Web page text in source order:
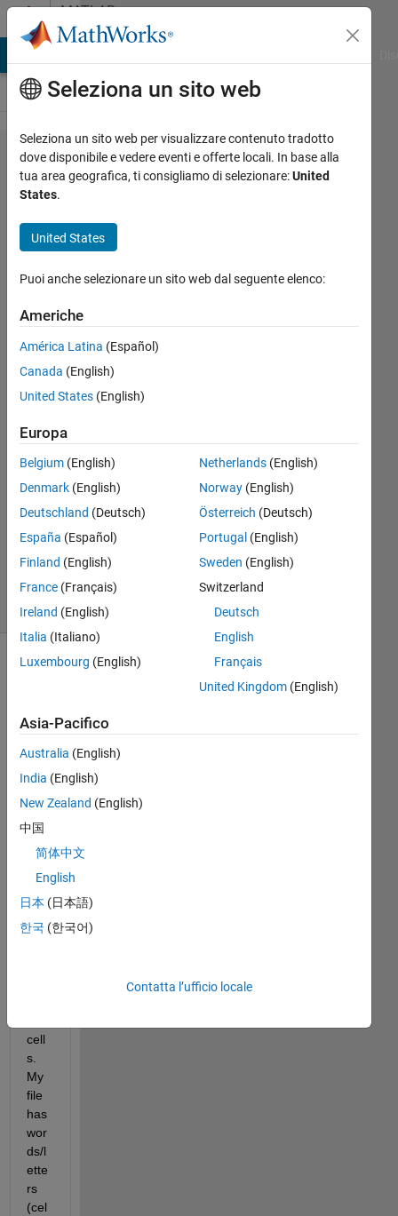
Vai al contenutoMATLAB
Answers
Find
ascii
from
Ivan
23 Gen
2021
1
accettata
Aggiornato
24 Gen
2021
7
Visualizzazioni
(30 giorni)
Mostra
recenti
I
uld
like
to
asci
i
cell
s.
My
file
has
wor
ds/l
ette
rs
(cel
Seleziona un sito web
Seleziona un sito web per visualizzare contenuto tradotto
dove disponibile e vedere eventi e offerte locali. In base alla
tua area geografica, ti consigliamo di selezionare:United
States.
United States
Puoi anche selezionare un sito web dal seguente elenco:
Americhe
América Latina (Español)
Canada (English)
United States (English)
Europa
Belgium (English)
Denmark (English)
Deutschland (Deutsch)
España (Español)
Finland (English)
France (Français)
Ireland (English)
Italia (Italiano)
Luxembourg (English)
Netherlands(English)
Norway(English)
Österreich (Deutsch)
Portugal (English)
Sweden (English)
Switzerland
Deutsch
English
Français
United Kingdom(English)
Asia-Pacifico
Australia (English)
India (English)
New Zealand (English)
中国
简体中文
English
日本 (日本語)
한국 (한국어)
Contatta l’ufficio locale